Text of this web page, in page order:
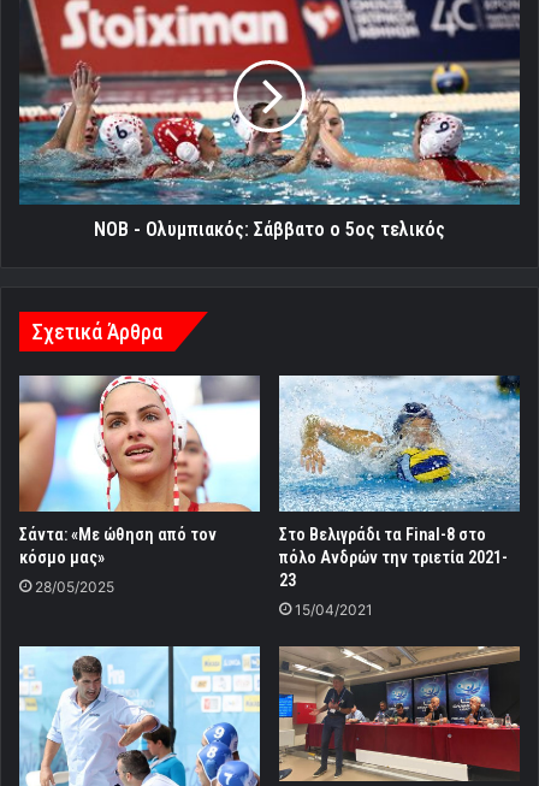
Ολυμπιακός:
Σάββατο
ο
5ος
τελικός
ΝΟΒ - Ολυμπιακός: Σάββατο ο 5ος τελικός
Σχετικά Άρθρα
Σάντα: «Με ώθηση από τον
κόσμο μας»
28/05/2025
Στο Βελιγράδι τα Final-8 στο
πόλο Ανδρών την τριετία 2021-
23
15/04/2021